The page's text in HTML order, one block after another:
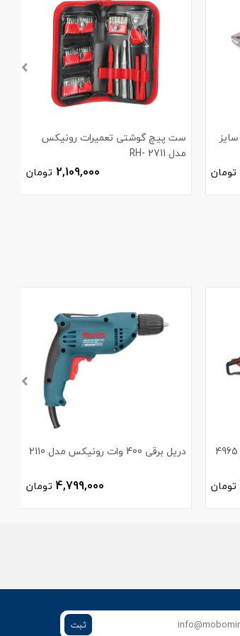
انبر قفلی رونیکس مدل RH-1416 سایز
تومان
ست پیچ گوشتی تعمیرات رونیکس
مدل 2711 -RH
2,109,000 تومان
تومان
دریل برقی 400 وات رونیکس مدل 2110
4,799,000 تومان
ثبت